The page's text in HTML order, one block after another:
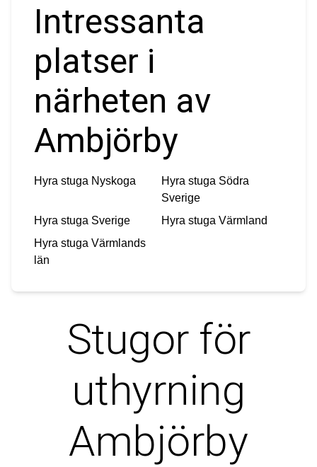
Intressanta
platser i
närheten av
Ambjörby
Hyra stuga Nyskoga Hyra stuga Södra
Sverige
Hyra stuga Sverige Hyra stuga Värmland
Hyra stuga Värmlands
län
Stugor för
uthyrning
Ambjörby